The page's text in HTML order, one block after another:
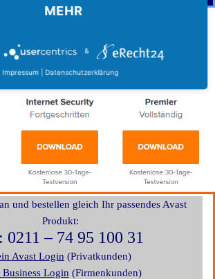
können Sie direkt hier
und bestellen gleich Ihr passendes Avast
Produkt:
0211 – 74 95 100 31
Avast Login (Privatkunden)
Business Login (Firmenkunden)
MEHR
&
Impressum Datenschutzerklärung